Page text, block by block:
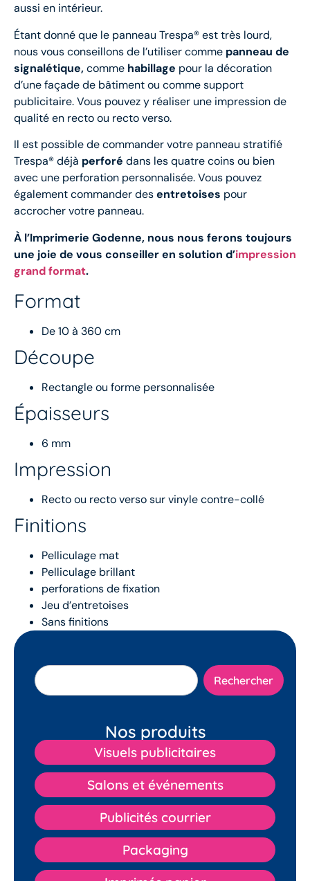
aussi en intérieur.
Étant donné que le panneau Trespa® est très lourd,
nous vous conseillons de l’utiliser comme panneau de
signalétique,comme habillage pour la décoration
d’une façade de bâtiment ou comme support
publicitaire. Vous pouvez y réaliser une impression de
qualité en recto ou recto verso.
Il est possible de commander votre panneau stratifié
Trespa® déjà perforé dans les quatre coins ou bien
avec une perforation personnalisée. Vous pouvez
également commander desentretoises pour
accrocher votre panneau.
À l’Imprimerie Godenne, nous nous ferons toujours
une joie de vous conseiller en solution d’impression
grand format.
Format
De 10 à 360 cm
Découpe
Rectangle ou forme personnalisée
Épaisseurs
6 mm
Impression
Recto ou recto verso sur vinyle contre-collé
Finitions
Pelliculage mat
Pelliculage brillant
perforations de fixation
Jeu d’entretoises
Sans finitions
Rechercher
Nos produits
Visuels publicitaires
Salons et événements
Publicités courrier
Packaging